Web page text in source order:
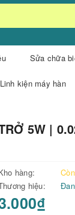
Sửa chữa
Linh kiện máy hàn
5W |
hàng:
hiệu: